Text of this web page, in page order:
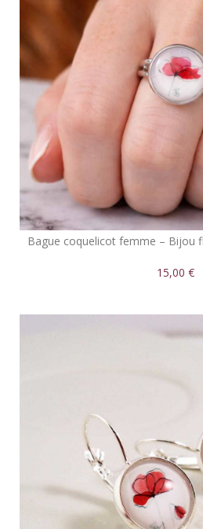
Bague coquelicot femme – Bijou
15,00 €